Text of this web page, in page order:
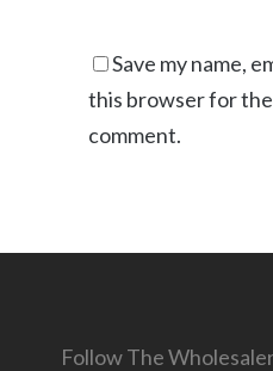
Save my name,
this browser for
comment.
Follow The